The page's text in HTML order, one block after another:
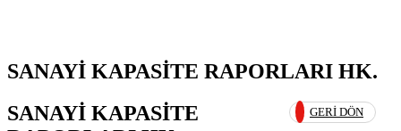
SANAYİ KAPASİTE RAPORLARI HK.
GERI DÖN
SANAYİ KAPASİTE